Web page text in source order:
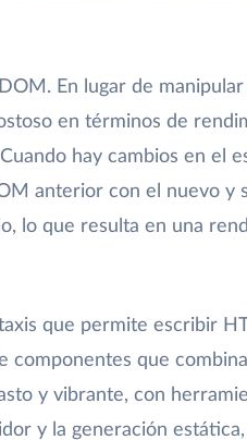
En lugar de
en términos de
hay cambios en el
anterior con el nuevo y
lo que resulta en una
que permite escribir
componentes que
y vibrante, con
y la generación